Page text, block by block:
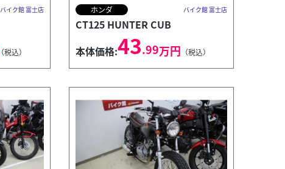
バイク館 富士店
（税込）
ホンダ バイク館 富士店
CT125 HUNTER CUB
本体価格:43.99万円 （税込）